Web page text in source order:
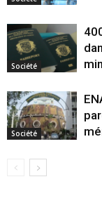
Société
Société